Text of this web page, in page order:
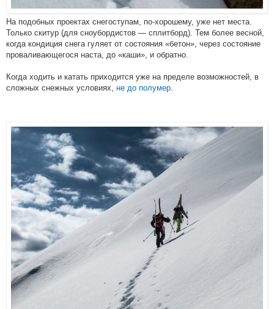
На подобных проектах снегоступам, по-хорошему, уже нет места.
Только скитур (для сноубордистов — сплитборд). Тем более весной,
когда кондиция снега гуляет от состояния «бетон», через состояние
проваливающегося наста, до «каши», и обратно.
Когда ходить и катать приходится уже на пределе возможностей, в
сложных снежных условиях, не до полумер.